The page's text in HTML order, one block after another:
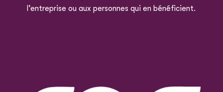
l’entreprise ou aux personnes qui en bénéficient.